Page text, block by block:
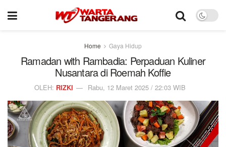
Home Gaya Hidup
Ramadan with Rambadia: Perpaduan Kuliner
Nusantara di Roemah Koffie
OLEH: RIZKI Rabu, 12 Maret 2025 / 22:03 WIB